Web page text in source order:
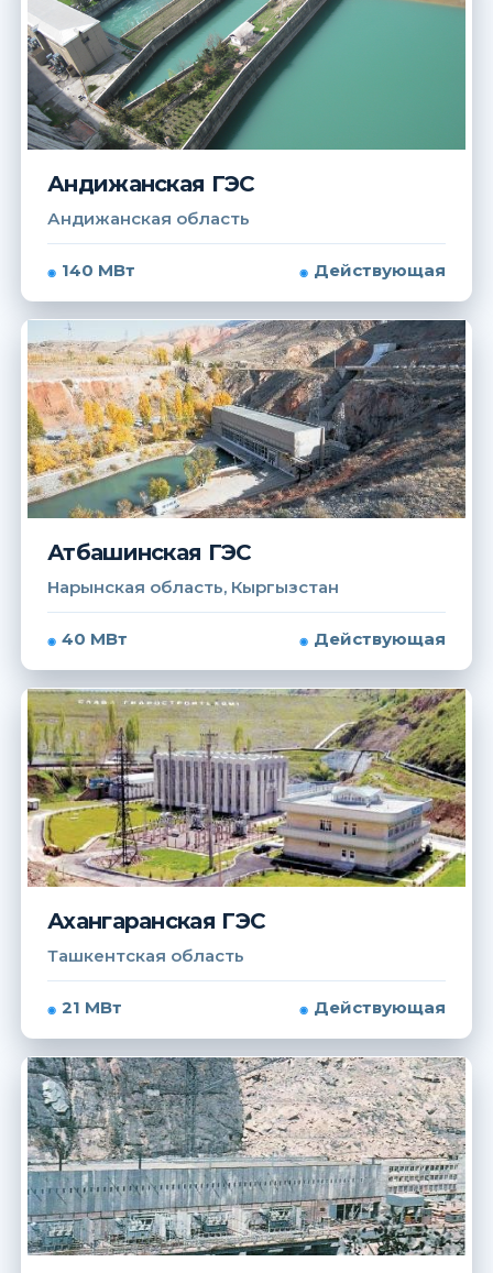
Андижанская ГЭС
Андижанская область
140 МВт Действующая
Атбашинская ГЭС
Нарынская область, Кыргызстан
40 МВт Действующая
Ахангаранская ГЭС
Ташкентская область
21 МВт Действующая